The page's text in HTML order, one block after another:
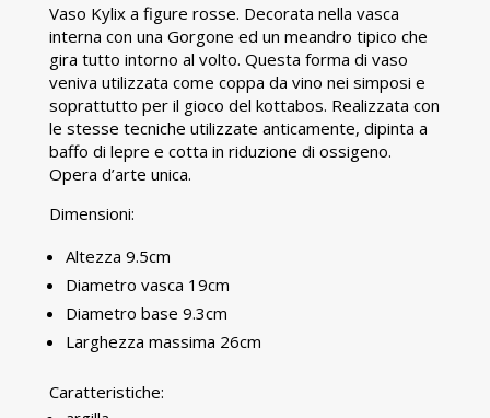
Vaso Kylix a figure rosse. Decorata nella vasca
interna con una Gorgone ed un meandro tipico che
gira tutto intorno al volto. Questa forma di vaso
veniva utilizzata come coppa da vino nei simposi e
soprattutto per il gioco del kottabos. Realizzata con
le stesse tecniche utilizzate anticamente, dipinta a
baffo di lepre e cotta in riduzione di ossigeno.
Opera d’arte unica.
Dimensioni:
Altezza 9.5cm
Diametro vasca 19cm
Diametro base 9.3cm
Larghezza massima 26cm
Caratteristiche: